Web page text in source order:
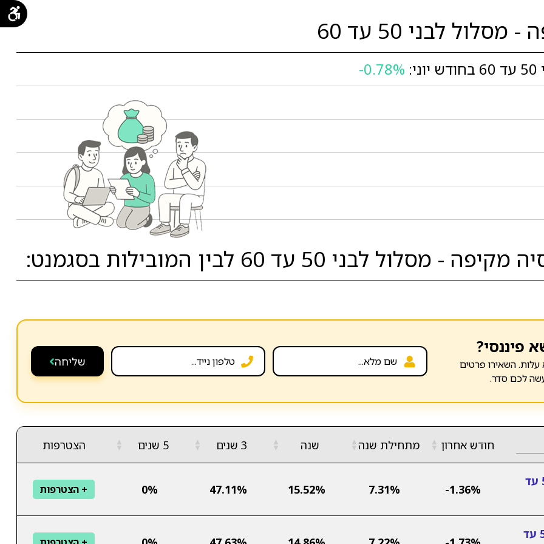
לבני 50 עד 60
-0.78%
50 עד 60 לבין המובילות בסגמנט:
פיננסי?
השאירו פרטים
לכם סדר.
שליחה
חודש אחרון ▲
▼ מתחילת שנה▲
▼ שנה ▲
▼ 3 שנים ▲
▼ 5 שנים ▲
▼ הצטרפות
אינפיניטי כללית מסלול לבני 50 עד
-1.36%
7.31%
15.52%
47.11%
0% + הצטרפות
אינפיניטי מקיפה מסלול לבני 50 עד